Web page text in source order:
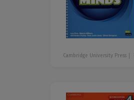
Cambridge University Press